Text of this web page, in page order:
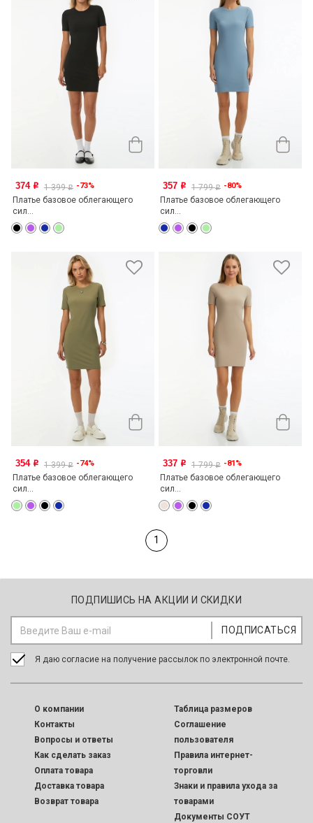
374 o 1 399o -73%
Платье базовое облегающего
сил...
357 o 1 799o -80%
Платье базовое облегающего
сил...
354 o 1 399o -74%
Платье базовое облегающего
сил...
337 o 1 799o -81%
Платье базовое облегающего
сил...
1
ПОДПИШИСЬ НА АКЦИИ И СКИДКИ
Я даю согласие на получение рассылок по электронной почте.
O компании
Контакты
Вопросы и ответы
Как сделать заказ
Оплата товара
Доставка товара
Возврат товара
Таблица размеров
Соглашение
пользователя
Правила интернет-
торговли
Знаки и правила ухода за
товарами
Документы СОУТ